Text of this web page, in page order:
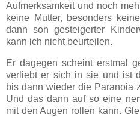
Aufmerksamkeit und noch
keine Mutter, besonders
dann son gesteigerter
kann ich nicht beurteilen.
Er dagegen scheint erstmal
verliebt er sich in sie und ist
bis dann wieder die Paranoia
Und das dann auf so eine
mit den Augen rollen kann.